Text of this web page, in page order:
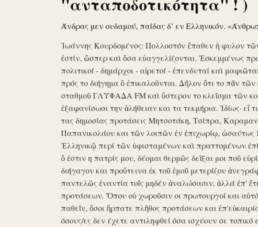
Άνδρας μεν ουδαμού, παίδας δ’ εν Ελληνικόν.
Ἰωάννης Κουρδομένος: Πολλοστόν ἔπαθεν ἡ φυλον
ἐστίν, ὥσπερ καὶ ὅσα εὐαγγελίζονται. Ἐσκεμμένως
πολιτικοί - δημάρχοι - αἱρετοί - ἐπενδυταί καὶ
πρός το διήγημα ὃ ἐπικαλοῦνται. Δῆλον ὅτι το πᾶν
σταθμοῦ ΓΛΥΦΑΔΑ FM καὶ ὕστερον το κλεῖσμα τῶν
ἐξαφανίσωσι την ἀλήθειαν και τα τεκμήρια. Ἰδίως· εἴ
τας δημοσίας προτάσεις Μητσοτάκη, Τσίπρα,
Παπανικολάου και τῶν λοιπῶν ἐν ἐπιχωρίῳ,
Ἑλληνικῷ περί τῶν ὑφισταμένων καὶ πραττομένων
ὅ ἐστιν η πατρίς μου, δέομαι θερμῶς δεῖξαι μοι ποῦ
διήγαγον και προὔτεινα ἐκ τοῦ ἐμοῦ μετερίζου
παντελῶς ἐναντία τοῖς μηδέν ἀναλώσασιν, ἀλλά ἐπ'
προτάσεων. Ὅπου οὐ χωροῦσιν οι πρωτουργοί και
παθεῖν, ὅσοι ἥρπατε πλῆθος προτάσεων και
όσους/ες δεν έχετε αντιληφθεί όσα ισχύουν σε